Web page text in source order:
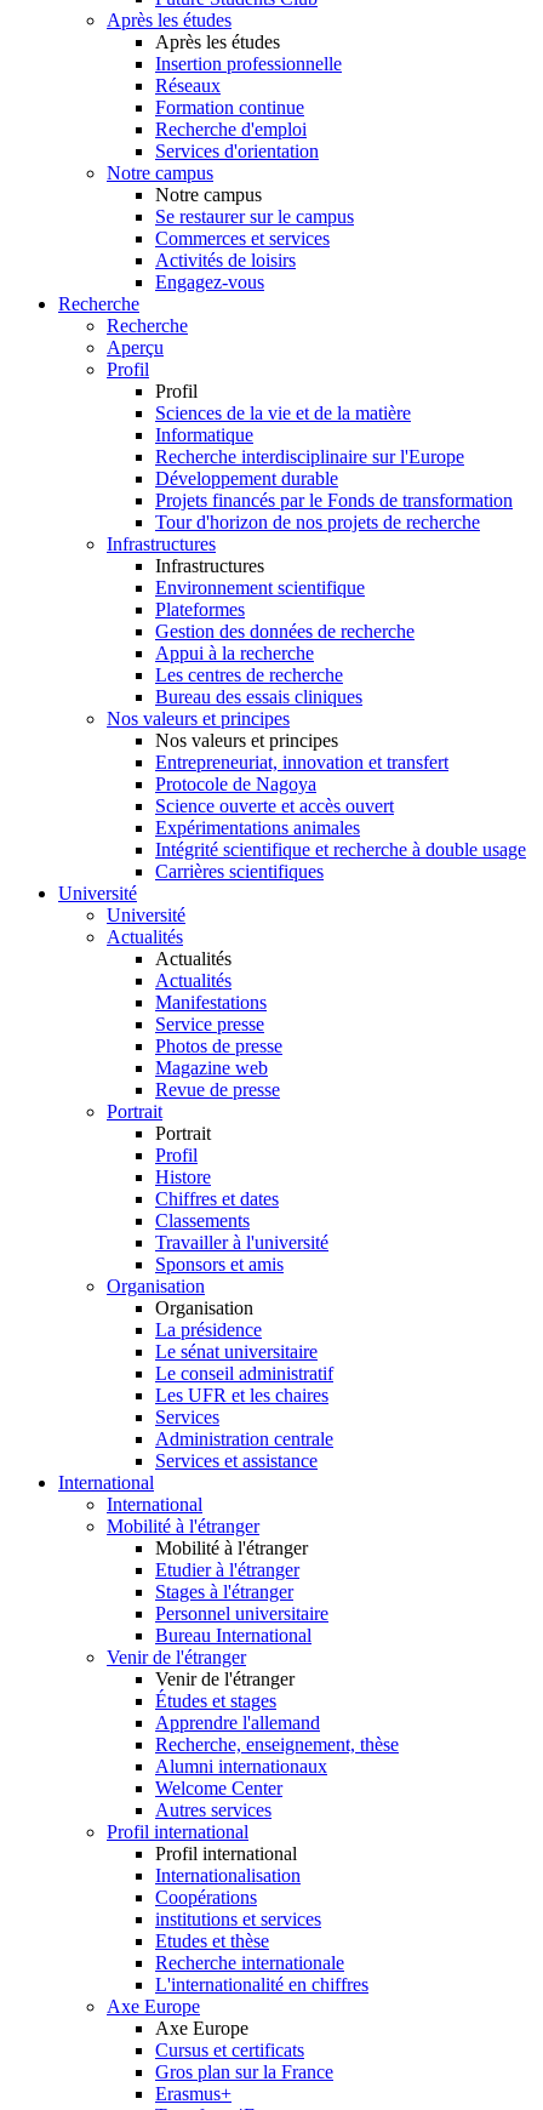
Après les études
Après les études
Insertion professionnelle
Réseaux
Formation continue
Recherche d'emploi
Services d'orientation
Notre campus
Notre campus
Se restaurer sur le campus
Commerces et services
Activités de loisirs
Engagez-vous
Recherche
Recherche
Aperçu
Profil
Profil
Sciences de la vie et de la matière
Informatique
Recherche interdisciplinaire sur l'Europe
Développement durable
Projets financés par le Fonds de transformation
Tour d'horizon de nos projets de recherche
Infrastructures
Infrastructures
Environnement scientifique
Plateformes
Gestion des données de recherche
Appui à la recherche
Les centres de recherche
Bureau des essais cliniques
Nos valeurs et principes
Nos valeurs et principes
Entrepreneuriat, innovation et transfert
Protocole de Nagoya
Science ouverte et accès ouvert
Expérimentations animales
Intégrité scientifique et recherche à double usage
Carrières scientifiques
Université
Université
Actualités
Actualités
Actualités
Manifestations
Service presse
Photos de presse
Magazine web
Revue de presse
Portrait
Portrait
Profil
Histore
Chiffres et dates
Classements
Travailler à l'université
Sponsors et amis
Organisation
Organisation
La présidence
Le sénat universitaire
Le conseil administratif
Les UFR et les chaires
Services
Administration centrale
Services et assistance
International
International
Mobilité à l'étranger
Mobilité à l'étranger
Etudier à l'étranger
Stages à l'étranger
Personnel universitaire
Bureau International
Venir de l'étranger
Venir de l'étranger
Études et stages
Apprendre l'allemand
Recherche, enseignement, thèse
Alumni internationaux
Welcome Center
Autres services
Profil international
Profil international
Internationalisation
Coopérations
institutions et services
Etudes et thèse
Recherche internationale
L'internationalité en chiffres
Axe Europe
Axe Europe
Cursus et certificats
Gros plan sur la France
Erasmus+